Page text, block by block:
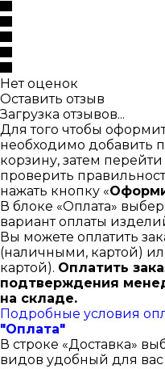
Нет оценок
Оставить отзыв
Загрузка отзывов...
Для того чтобы
необходимо добавить
корзину, затем
проверить
нажать кнопку «
В блоке «Оплата»
вариант оплаты
Вы можете оплатить
(наличными, картой)
картой). Оплатить
подтверждения
на складе.
Подробные условия
"Оплата"
В строке «Доставка»
видов удобный для